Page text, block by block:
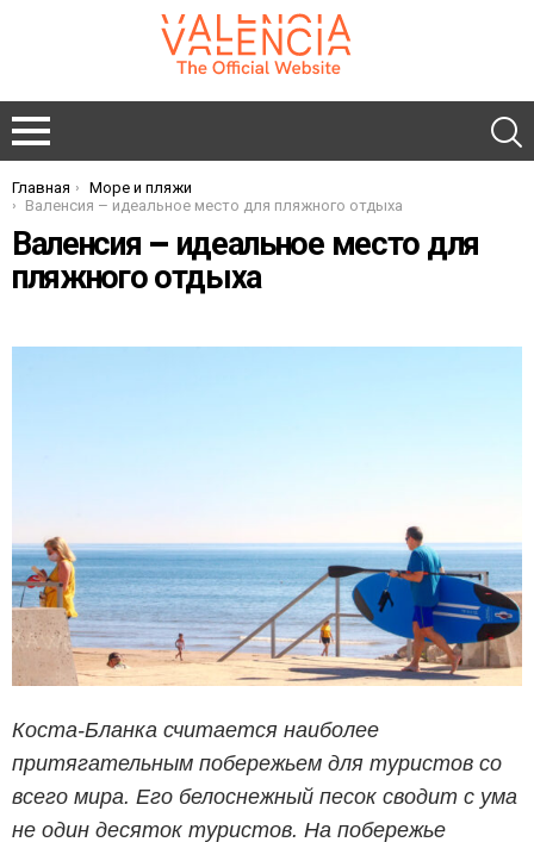
You are here:
Главная Море и пляжи
Валенсия – идеальное место для пляжного отдыха
Валенсия – идеальное место для
пляжного отдыха
Коста-Бланка считается наиболее
притягательным побережьем для туристов со
всего мира. Его белоснежный песок сводит с ума
не один десяток туристов. На побережье